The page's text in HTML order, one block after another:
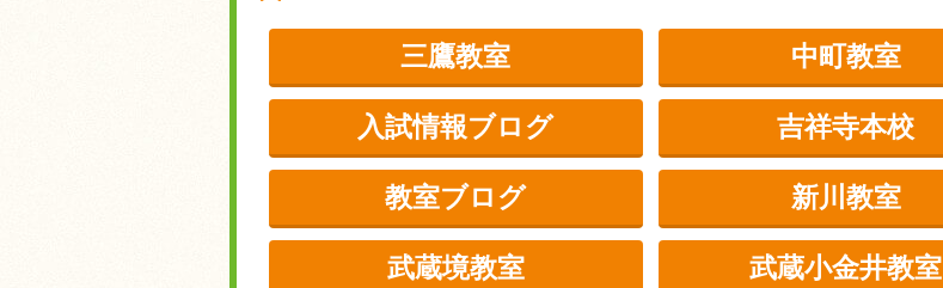
三鷹教室 中町教室
入試情報ブログ 吉祥寺本校
教室ブログ 新川教室
武蔵境教室 武蔵小金井教室